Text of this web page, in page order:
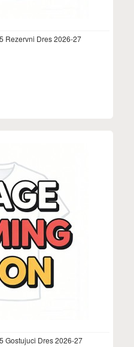
Rezervni Dres 2026-27
Gostujuci Dres 2026-27